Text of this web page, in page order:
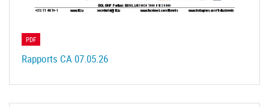
PDF
Rapports CA 07.05.26